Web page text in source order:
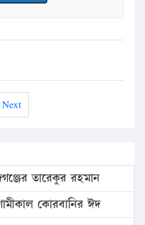
Next
তারেকুর রহমান
কোরবানির ঈদ